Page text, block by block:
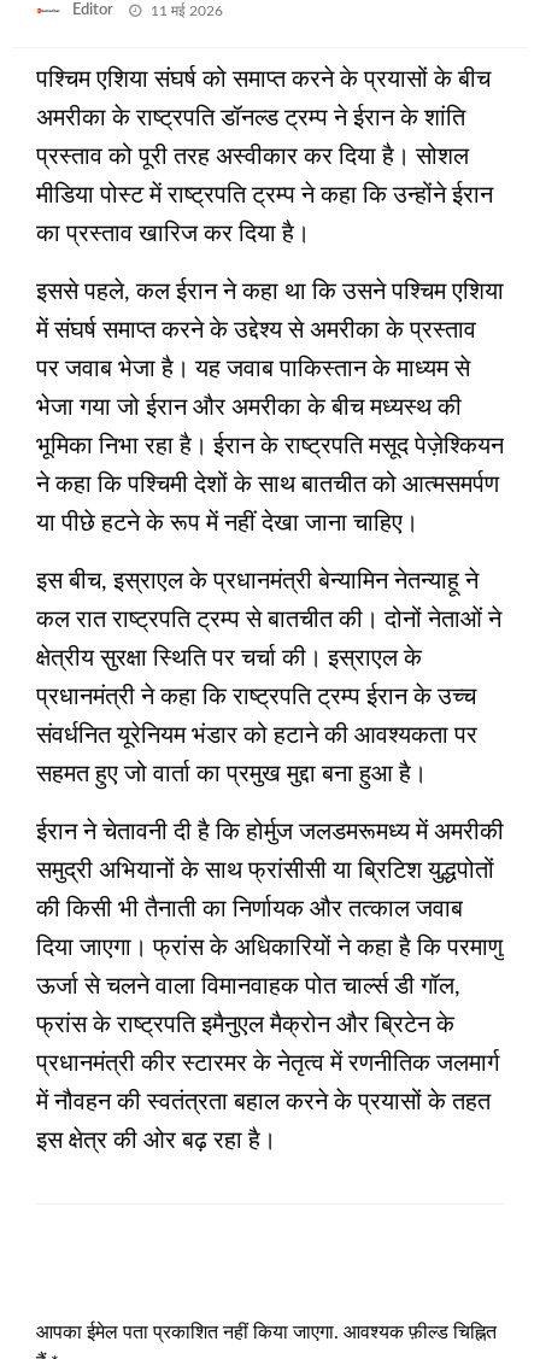
Editor
Posted
11 मई 2026
पश्चिम एशिया संघर्ष को समाप्त करने के प्रयासों के बीच
अमरीका के राष्ट्रपति डॉनल्ड ट्रम्प ने ईरान के शांति
प्रस्ताव को पूरी तरह अस्वीकार कर दिया है। सोशल
मीडिया पोस्ट में राष्ट्रपति ट्रम्प ने कहा कि उन्होंने ईरान
का प्रस्‍ताव खारिज कर दिया है।
इससे पहले, कल ईरान ने कहा था कि उसने पश्चिम एशिया
में संघर्ष समाप्त करने के उद्देश्य से अमरीका के प्रस्ताव
पर जवाब भेजा है। यह जवाब पाकिस्तान के माध्यम से
भेजा गया जो ईरान और अमरीका के बीच मध्यस्थ की
भूमिका निभा रहा है। ईरान के राष्ट्रपति मसूद पेज़ेश्कियन
ने कहा कि पश्चिमी देशों के साथ बातचीत को आत्मसमर्पण
या पीछे हटने के रूप में नहीं देखा जाना चाहिए।
इस बीच, इस्राएल के प्रधानमंत्री बेन्‍यामिन नेतन्याहू ने
कल रात राष्ट्रपति ट्रम्प से बातचीत की। दोनों नेताओं ने
क्षेत्रीय सुरक्षा स्थिति पर चर्चा की। इस्राएल के
प्रधानमंत्री ने कहा कि राष्ट्रपति ट्रम्प ईरान के उच्च
संवर्धनित यूरेनियम भंडार को हटाने की आवश्यकता पर
सहमत हुए जो वार्ता का प्रमुख मुद्दा बना हुआ है।
ईरान ने चेतावनी दी है कि होर्मुज जलडमरूमध्य में अमरीकी
समुद्री अभियानों के साथ फ्रांसीसी या ब्रिटिश युद्धपोतों
की किसी भी तैनाती का निर्णायक और तत्काल जवाब
दिया जाएगा। फ्रांस के अधिकारियों ने कहा है कि परमाणु
ऊर्जा से चलने वाला विमानवाहक पोत चार्ल्स डी गॉल,
फ्रांस के राष्ट्रपति इमैनुएल मैक्रोन और ब्रिटेन के
प्रधानमंत्री कीर स्टारमर के नेतृत्व में रणनीतिक जलमार्ग
में नौवहन की स्वतंत्रता बहाल करने के प्रयासों के तहत
इस क्षेत्र की ओर बढ़ रहा है।
आपका ईमेल पता प्रकाशित नहीं किया जाएगा. आवश्यक फ़ील्ड चिह्नित